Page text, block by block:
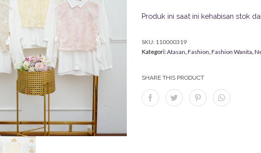
Produk ini saat ini kehabisan stok
SKU: 110000319
Kategori:Atasan,Fashion,Fashion Wanita,
SHARE THIS PRODUCT